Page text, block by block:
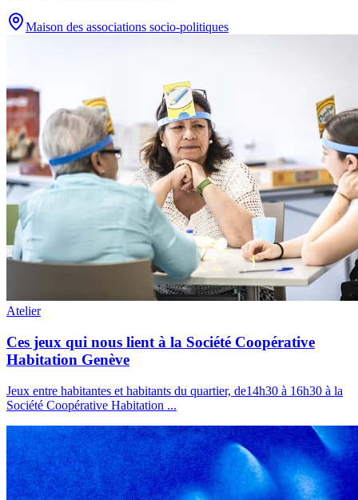
Maison des associations socio-politiques
Atelier
Ces jeux qui nous lient à la Société Coopérative
Habitation Genève
Jeux entre habitantes et habitants du quartier, de14h30 à 16h30 à la
Société Coopérative Habitation ...